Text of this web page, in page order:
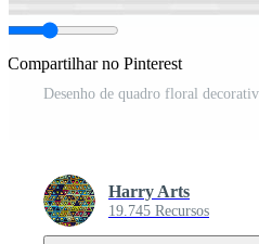
Compartilhar no Pinterest
Desenho de quadro floral
Harry Arts
19.745 Recursos